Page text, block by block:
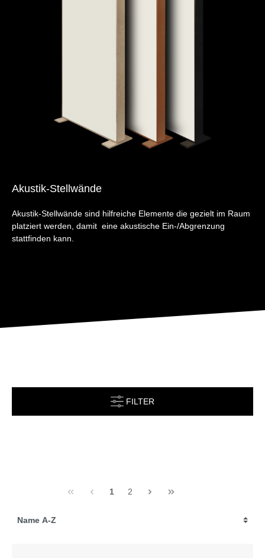
Akustik-Stellwände
Akustik-Stellwände sind hilfreiche Elemente die gezielt im Raum
platziert werden, damit eine akustische Ein-/Abgrenzung
stattfinden kann.
FILTER
1 2